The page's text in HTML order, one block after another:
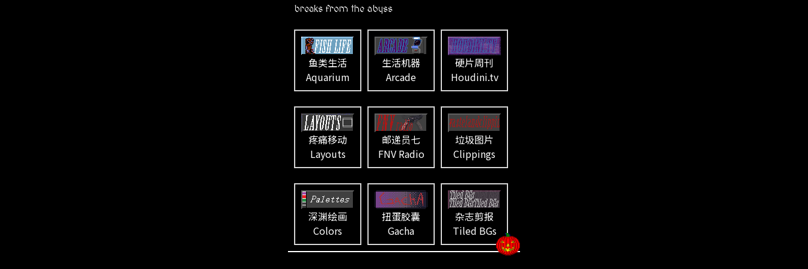
breaks from the abyss
鱼类生活
Aquarium
生活机器
Arcade
硬片周刊
Houdini.tv
疼痛移动
Layouts
邮递员七
FNV Radio
垃圾图片
Clippings
深渊绘画
Colors
扭蛋胶囊
Gacha
杂志剪报
Tiled BGs